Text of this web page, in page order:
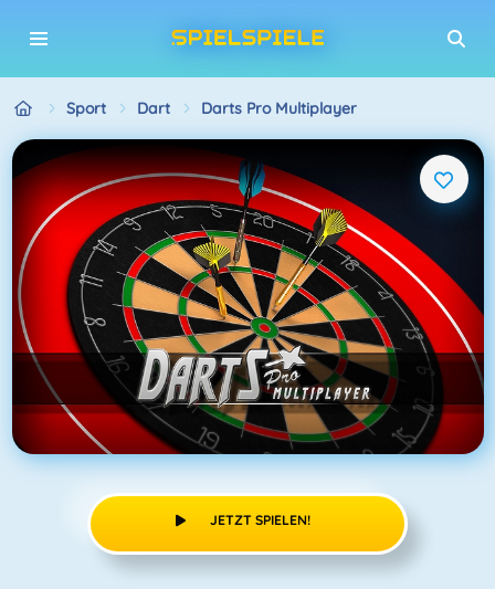
Sport Dart Darts Pro Multiplayer
JETZT SPIELEN!